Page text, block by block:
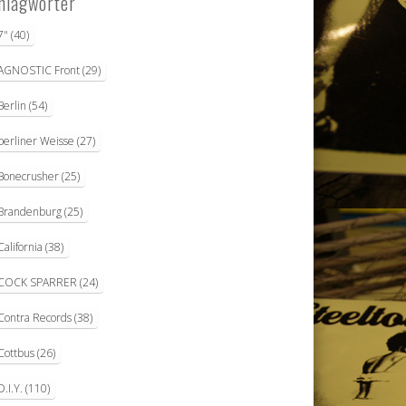
(40)
Front(29)
(54)
Weisse (27)
(25)
(25)
(38)
SPARRER (24)
Records(38)
(26)
(110)